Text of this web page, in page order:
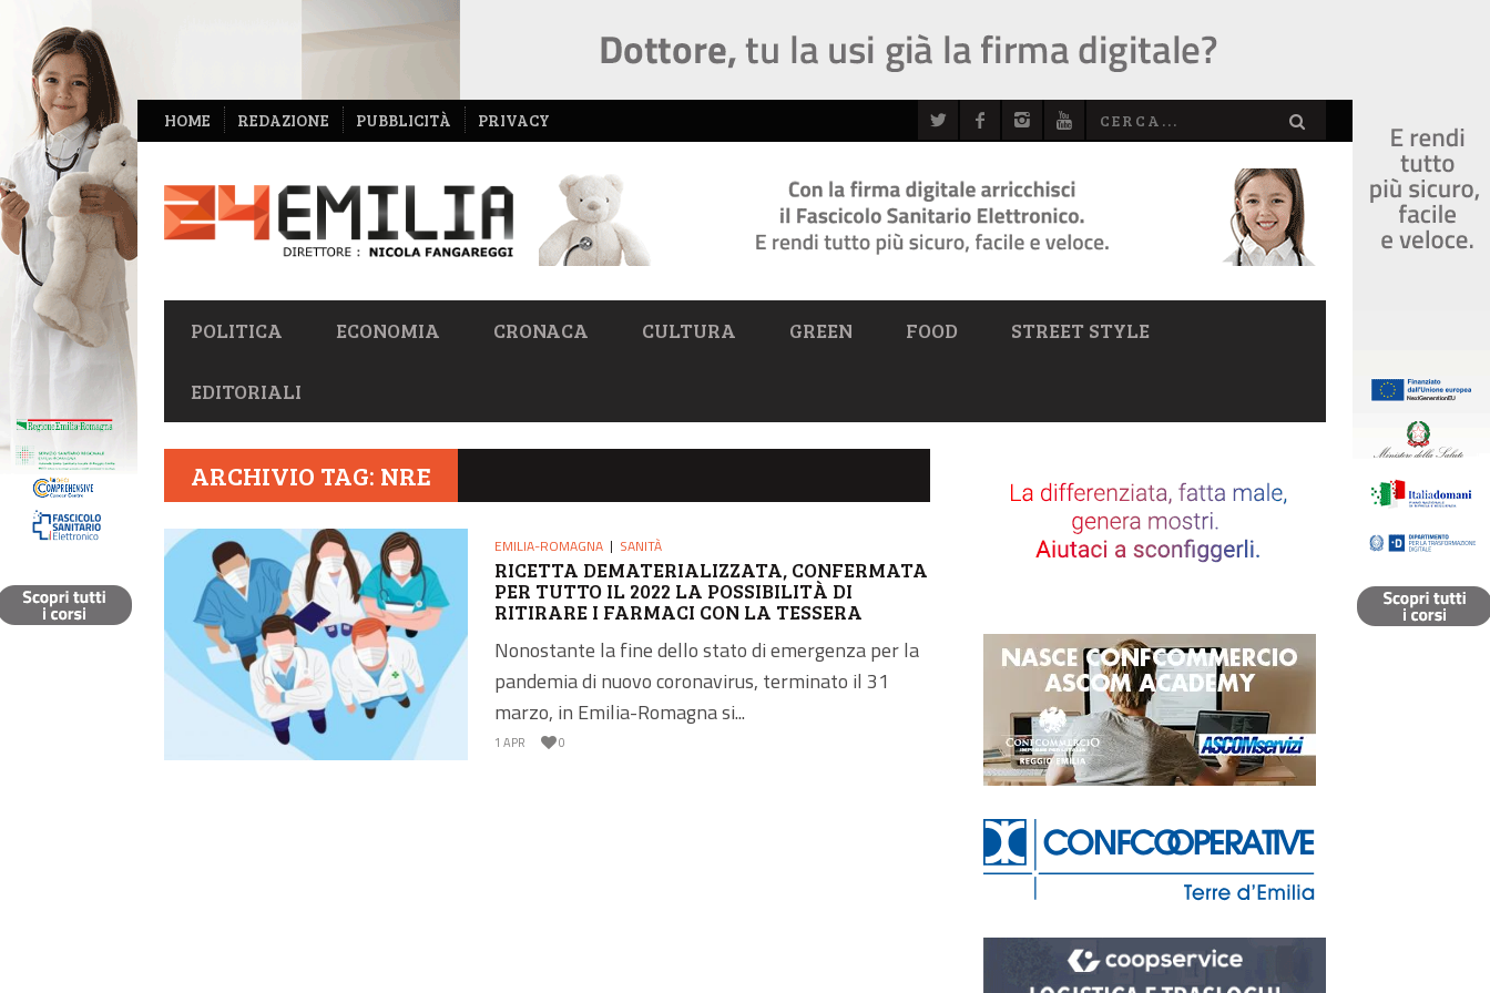
NAVIGAZIONE
SECONDARIA
HOME REDAZIONE PUBBLICITÀ PRIVACY
NAVIGAZIONE
PRIMARIA
POLITICA ECONOMIA CRONACA CULTURA GREEN FOOD STREET STYLE
EDITORIALI
ARCHIVIO TAG: NRE
EMILIA-ROMAGNA SANITÀ
RICETTA DEMATERIALIZZATA, CONFERMATA
PER TUTTO IL 2022 LA POSSIBILITÀ DI
RITIRARE I FARMACI CON LA TESSERA
Nonostante la fine dello stato di emergenza per la
pandemia di nuovo coronavirus, terminato il 31
marzo, in Emilia-Romagna si...
1 APR 0